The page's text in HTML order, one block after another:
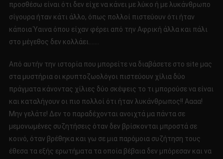
προσθέσω είναι ότι δεν είχε να κάνει με λύκο ή με λυκάνθρωπο
σίγουρα ήταν κάτι άλλο, όπως πολλοί πιστεύουν ότι ήταν
κάποια Ύαινα όπου είχαν φέρει από την Αφρική άλλα και πάλι
στο μέγεθος δεν κολλάει…….
Από αυτήν την ιστορία που μπορείτε να διαβάσετε στο site μας
στα μυστήρια οι κρυπτοζωολόγοι πιστεύουν χίλια δύο
πράγματα κάνοντας χίλιες δύο σκέψεις το τι μπορούσε να είναι
και καταλήγουν οι πιο πολλοί ότι ήταν λυκάνθρωπος!! Αααα!
Μην γελάτε! Δεν το παραδέχονται ανοιχτά μα πάντα σε
μεμονωμένες συζητήσεις όταν δεν βρίσκονται μπροστά σε
κοινό, όταν βρέθηκα και γω σε μια παρόμοια συζήτηση τους
έθεσα τα εξής ερωτήματα τα οποία βέβαια δεν μπόρεσαν και να